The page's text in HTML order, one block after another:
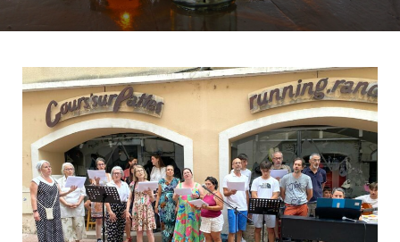
N
A
V
I
G
A
T
I
O
N